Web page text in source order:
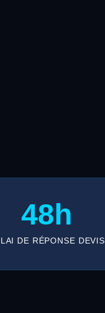
48h
DE RÉPONSE DEVIS